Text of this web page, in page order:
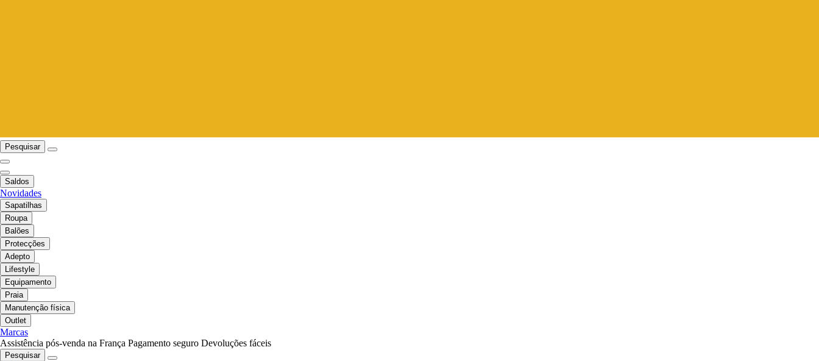
Pesquisar
Saldos
Novidades
Sapatilhas
Roupa
Balões
Protecções
Adepto
Lifestyle
Equipamento
Praia
Manutenção física
Outlet
Marcas
Assistência pós-venda na França Pagamento seguro Devoluções fáceis
Pesquisar